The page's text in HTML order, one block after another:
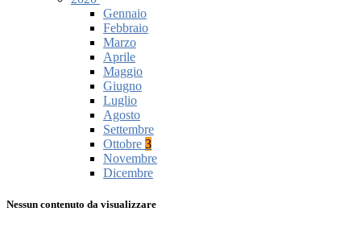
Gennaio
Febbraio
Marzo
Aprile
Maggio
Giugno
Luglio
Agosto
Settembre
Ottobre 3
Novembre
Dicembre
Nessun contenuto da visualizzare